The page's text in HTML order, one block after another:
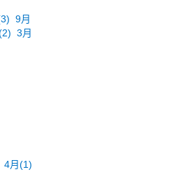
9月
3月
4月(1)